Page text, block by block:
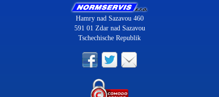
Hamry nad Sazavou 460
591 01 Zdar nad Sazavou
Tschechische Republik